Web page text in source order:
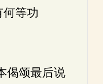
何等功
偈颂最后说